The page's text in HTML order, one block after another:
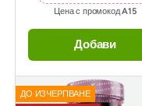
Цена с промокодA15
Добави
ДО ИЗЧЕРПВАНЕ